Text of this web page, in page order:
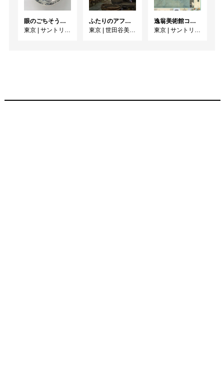
眼のごちそう 食器
東京
サントリー美術館
ふたりのアフリカ、手仕事の宇宙 人類学者・川田順造と陶芸作家・小川待子のコレクション
東京
世田谷美術館
逸翁美術館コレクション 蕪村・呉春と茶の湯の名品
東京
サントリー美術館